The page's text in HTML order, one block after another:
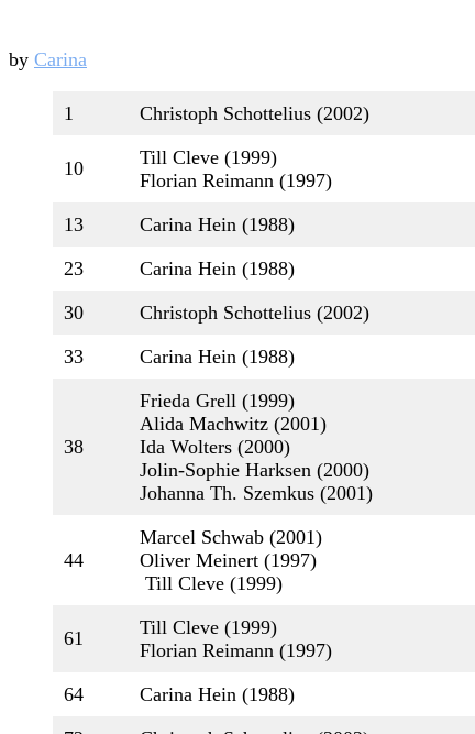
by Carina
1 Christoph Schottelius (2002)
10
Till Cleve (1999)
Florian Reimann (1997)
13
Carina Hein (1988)
23
Carina Hein (1988)
30
Christoph Schottelius (2002)
33
Carina Hein (1988)
38
Frieda Grell (1999)
Alida Machwitz (2001)
Ida Wolters (2000)
Jolin-Sophie Harksen (2000)
Johanna Th. Szemkus (2001)
44
Marcel Schwab (2001)
Oliver Meinert (1997)
Till Cleve (1999)
61
Till Cleve (1999)
Florian Reimann (1997)
64
Carina Hein (1988)